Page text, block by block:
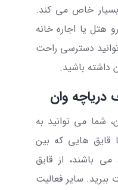
خاص می کند.
هتل یا اجاره خانه
دسترسی راحت
داشته باشید.
دریاچه وان
شما می توانید به
هایی که بین
باشند، از قایق
سایر فعالیت